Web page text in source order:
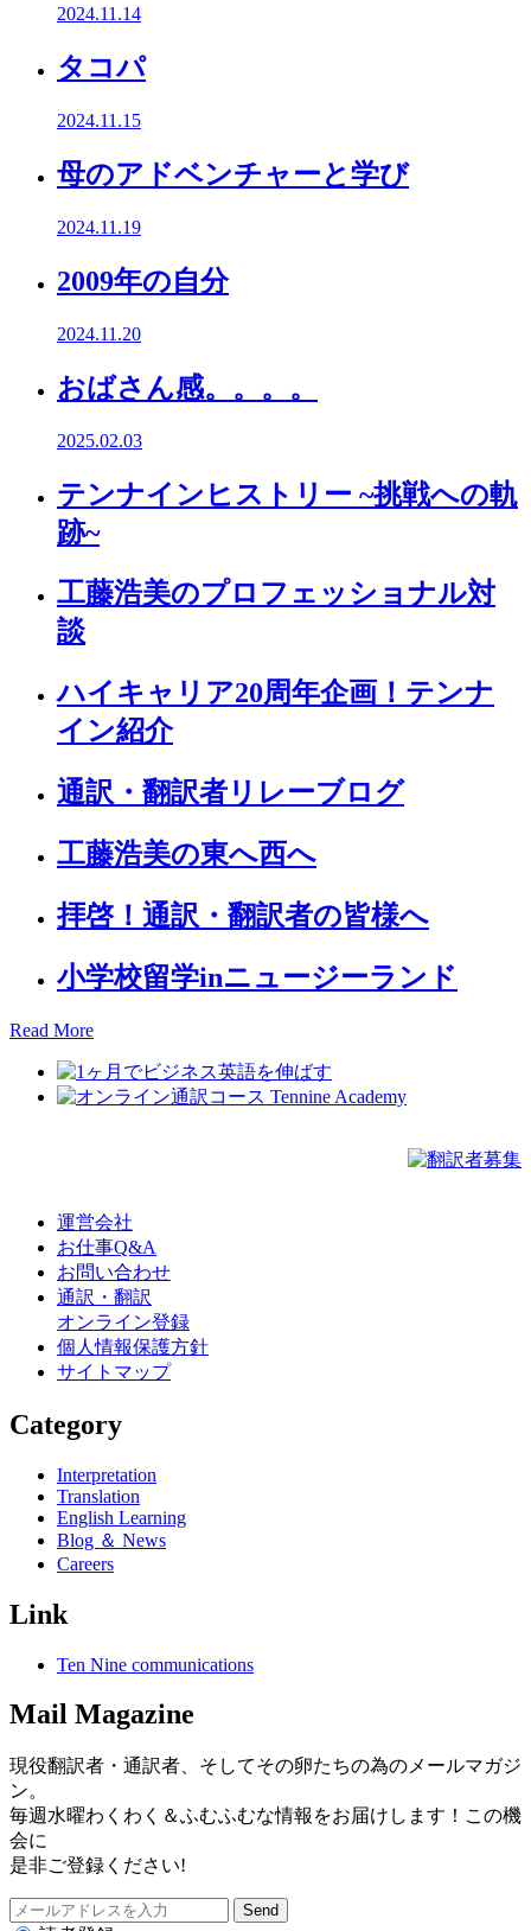
2024.11.14
タコパ
2024.11.15
母のアドベンチャーと学び
2024.11.19
2009年の自分
2024.11.20
おばさん感。。。。
2025.02.03
テンナインヒストリー ~挑戦への軌
跡~
工藤浩美のプロフェッショナル対
談
ハイキャリア20周年企画！テンナ
イン紹介
通訳・翻訳者リレーブログ
工藤浩美の東へ西へ
拝啓！通訳・翻訳者の皆様へ
小学校留学inニュージーランド
Read More
運営会社
お仕事Q&A
お問い合わせ
通訳・翻訳
オンライン登録
個人情報保護方針
サイトマップ
Category
Interpretation
Translation
English Learning
Blog ＆ News
Careers
Link
Ten Nine communications
Mail Magazine
現役翻訳者・通訳者、そしてその卵たちの為のメールマガジ
ン。
毎週水曜わくわく＆ふむふむな情報をお届けします！この機
会に
是非ご登録ください!